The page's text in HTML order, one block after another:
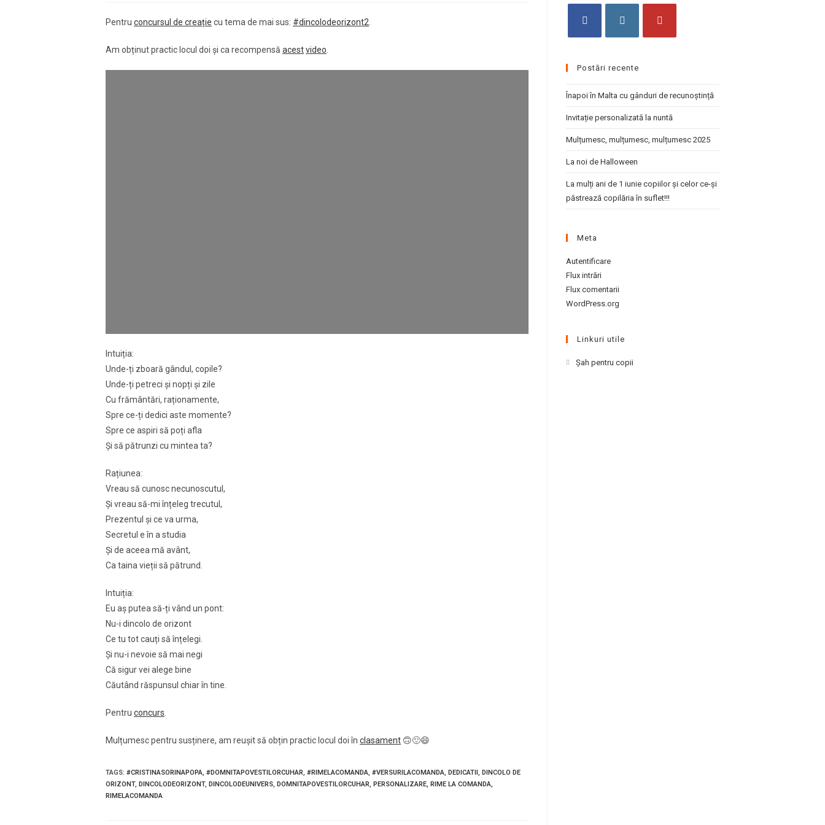
Pentru concursul de creație cu tema de mai sus: #dincolodeorizont2
Am obținut practic locul doi şi ca recompensă acestvideo
Intuiția:
Unde-ți zboară gândul, copile?
Unde-ți petreci și nopți și zile
Cu frământări, raționamente,
Spre ce-ți dedici aste momente?
Spre ce aspiri să poți afla
Și să pătrunzi cu mintea ta?
Rațiunea:
Vreau să cunosc necunoscutul,
Și vreau să-mi înțeleg trecutul,
Prezentul și ce va urma,
Secretul e în a studia
Și de aceea mă avânt,
Ca taina vieții să pătrund.
Intuiția:
Eu aș putea să-ți vând un pont:
Nu-i dincolo de orizont
Ce tu tot cauți să înțelegi.
Și nu-i nevoie să mai negi
Că sigur vei alege bine
Căutând răspunsul chiar în tine.
Pentru concurs
Mulțumesc pentru susținere, am reuşit să obțin practic locul doi în clasament 🙃🙂😄
TAGS: #CRISTINASORINAPOPA, #DOMNITAPOVESTILORCUHAR, #RIMELACOMANDA, #VERSURILACOMANDA, DEDICATII , DINCOLO DE
ORIZONT, DINCOLODEORIZONT, DINCOLODEUNIVERS, DOMNITAPOVESTILORCUHAR, PERSONALIZARE, RIME LA COMANDA,
RIMELACOMANDA
a
new
new
new
Postări recente
Înapoi în Malta cu gânduri de recunoștință
Invitație personalizată la nuntă
Mulțumesc, mulțumesc, mulțumesc 2025
La noi de Halloween
La mulți ani de 1 iunie copiilor și celor ce-și
păstrează copilăria în suflet!!!
Meta
Autentificare
Flux intrări
Flux comentarii
WordPress.org
Linkuri utile
Şah pentru copiiOpens